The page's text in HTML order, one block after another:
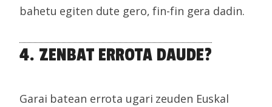
bahetu egiten dute gero, fin-fin gera dadin.
4. ZENBAT ERROTA DAUDE?
Garai batean errota ugari zeuden Euskal